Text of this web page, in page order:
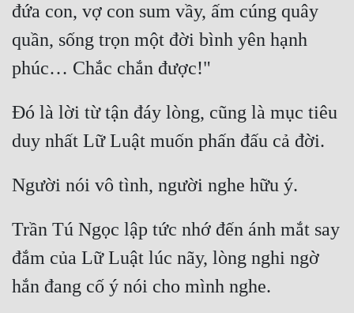
đứa con, vợ con sum vầy, ấm cúng quây
quần, sống trọn một đời bình yên hạnh
Đó là lời từ tận đáy lòng, cũng là mục tiêu
Trần Tú Ngọc lập tức nhớ đến ánh mắt say
đắm của Lữ Luật lúc nãy, lòng nghi ngờ